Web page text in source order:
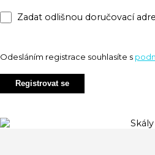
Zadat odlišnou doručovací
Odesláním registrace souhlasíte s
Registrovat se